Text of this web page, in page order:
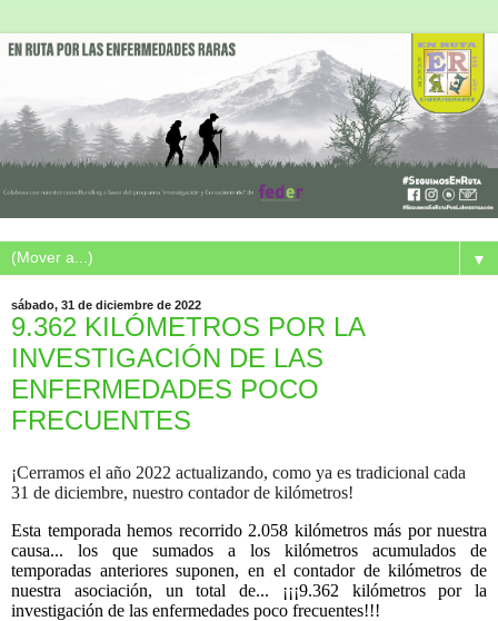
▼
sábado, 31 de diciembre de 2022
9.362 KILÓMETROS POR LA
INVESTIGACIÓN DE LAS
ENFERMEDADES POCO
FRECUENTES
¡Cerramos el año 2022 actualizando, como ya es tradicional cada
31 de diciembre, nuestro contador de kilómetros!
Esta temporada hemos recorrido 2.058 kilómetros más por nuestra
causa... los que sumados a los kilómetros acumulados de
temporadas anteriores suponen, en el contador de kilómetros de
nuestra asociación, un total de... ¡¡¡9.362 kilómetros por la
investigación de las enfermedades poco frecuentes!!!